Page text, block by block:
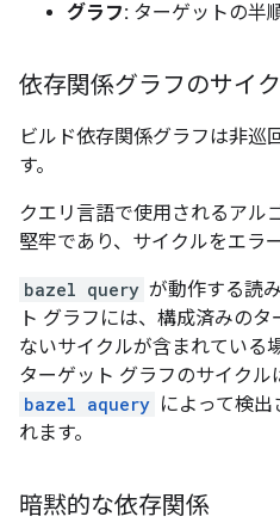
グラフ: ターゲットの半
依存関係グラフのサイ
ビルド依存関係グラフは非巡
す。
クエリ言語で使用されるアル
堅牢であり、サイクルをエラ
bazel query が動作する読
ト グラフには、構成済みの
ないサイクルが含まれている
ターゲット グラフのサイクル
bazel aquery によって検
れます。
暗黙的な依存関係